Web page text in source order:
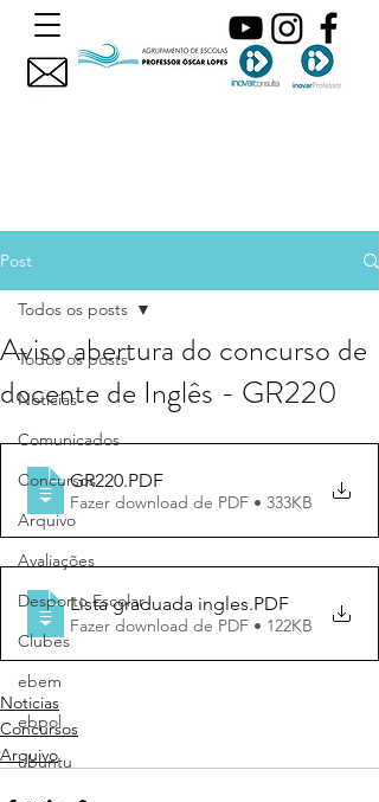
Post
Todos os posts
Noticias
Comunicados
Concursos
Arquivo
Avaliações
Desporto Escolar
Clubes
ebem
ebpol
ubuntu
Todos os posts
Aviso abertura do concurso de
docente de Inglês - GR220
GR220.PDF
Fazer download de PDF • 333KB
Lista graduada ingles.PDF
Fazer download de PDF • 122KB
Noticias
Concursos
Arquivo